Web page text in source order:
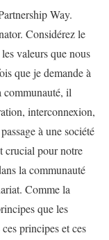
Way.
Considérez le
valeurs que nous
que je demande à
communauté, il
interconnexion,
à une société
crucial pour notre
la communauté
Comme la
que les
principes et ces